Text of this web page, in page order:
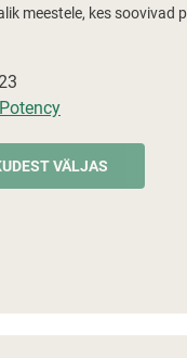
meestele, kes
Potency
VÄLJAS